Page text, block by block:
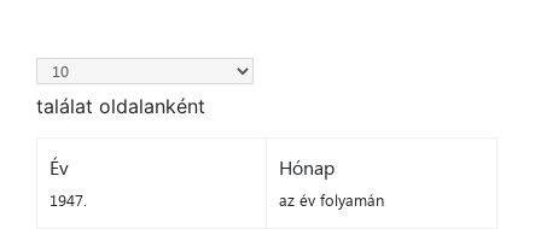
találat oldalanként
Év
1947.
Hónap
az év folyamán